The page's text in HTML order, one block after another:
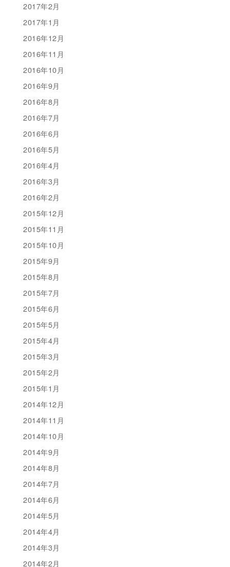
2017年2月
2017年1月
2016年12月
2016年11月
2016年10月
2016年9月
2016年8月
2016年7月
2016年6月
2016年5月
2016年4月
2016年3月
2016年2月
2015年12月
2015年11月
2015年10月
2015年9月
2015年8月
2015年7月
2015年6月
2015年5月
2015年4月
2015年3月
2015年2月
2015年1月
2014年12月
2014年11月
2014年10月
2014年9月
2014年8月
2014年7月
2014年6月
2014年5月
2014年4月
2014年3月
2014年2月